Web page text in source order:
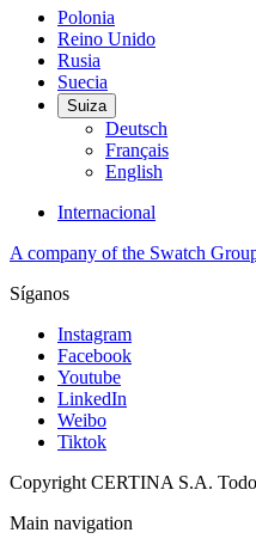
Polonia
Reino Unido
Rusia
Suecia
Suiza
Deutsch
Français
English
Internacional
A company of the Swatch
Síganos
Instagram
Facebook
Youtube
LinkedIn
Weibo
Tiktok
Copyright CERTINA S.A.
Main navigation